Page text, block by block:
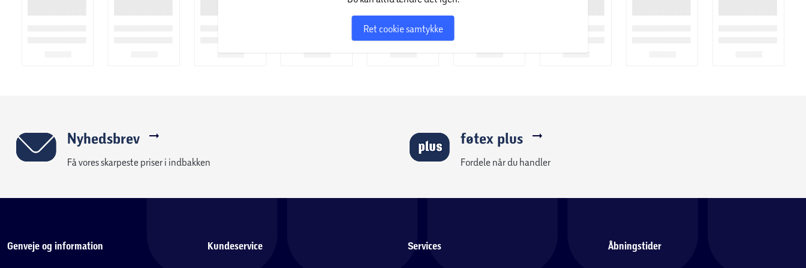
Ret cookie samtykke
Nyhedsbrev
Få vores skarpeste priser i indbakken
føtex plus
Fordele når du handler
Genveje og information Kundeservice Services Åbningstider